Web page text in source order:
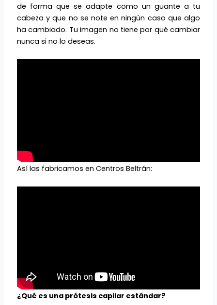
de forma que se adapte como un guante a tu
cabeza y que no se note en ningún caso que algo
ha cambiado. Tu imagen no tiene por qué cambiar
nunca si no lo deseas.
Así las fabricamos en Centros Beltrán:
¿Qué es una prótesis capilar estándar?